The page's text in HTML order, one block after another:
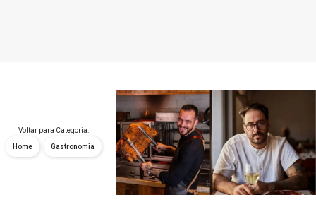
Voltar para Categoria:
Home Gastronomia